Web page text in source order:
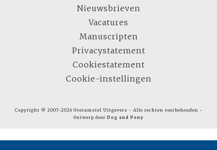
Nieuwsbrieven
Vacatures
Manuscripten
Privacystatement
Cookiestatement
Cookie-instellingen
Copyright © 2007-2026 Overamstel Uitgevers - Alle rechten voorbehouden -
Ontwerp door Dog and Pony